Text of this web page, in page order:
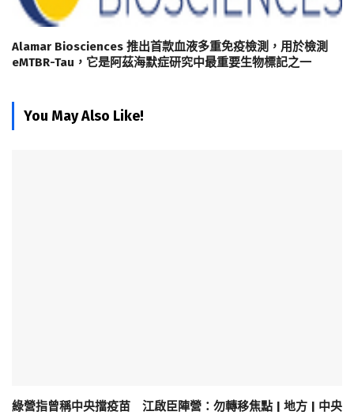
Alamar Biosciences 推出首款血液多重免疫檢測，用於檢測
eMTBR-Tau，它是阿茲海默症研究中最重要生物標記之一
You May Also Like!
綠營指曾稱中央擋疫苗 江啟臣陣營：勿轉移焦點 | 地方 | 中央